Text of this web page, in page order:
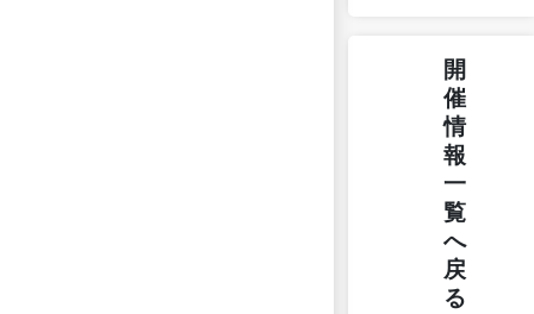
開
催
情
報
一
覧
へ
戻
る